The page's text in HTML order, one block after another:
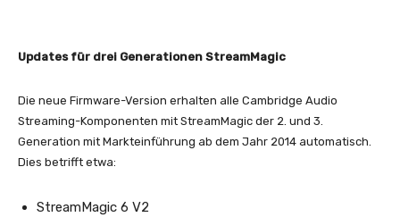
Updates für drei Generationen StreamMagic
Die neue Firmware-Version erhalten alle Cambridge Audio
Streaming-Komponenten mit StreamMagic der 2. und 3.
Generation mit Markteinführung ab dem Jahr 2014 automatisch.
Dies betrifft etwa:
StreamMagic 6 V2